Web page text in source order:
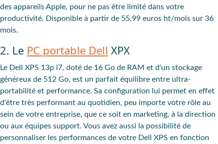
des appareils Apple, pour ne pas être limité dans votre
productivité. Disponible à partir de 55,99 euros ht/mois sur 36
mois.
2. Le PC portable Dell XPX
Le Dell XPS 13p i7, doté de 16 Go de RAM et d'un stockage
généreux de 512 Go, est un parfait équilibre entre ultra-
portabilité et performance. Sa configuration lui permet en effet
d'être très performant au quotidien, peu importe votre rôle au
sein de votre entreprise, que ce soit en marketing, à la direction
ou aux équipes support. Vous avez aussi la possibilité de
personnaliser les performances de votre Dell XPS en fonction